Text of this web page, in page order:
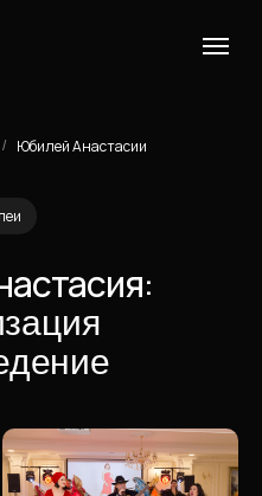
/ Юбилей Анастасии